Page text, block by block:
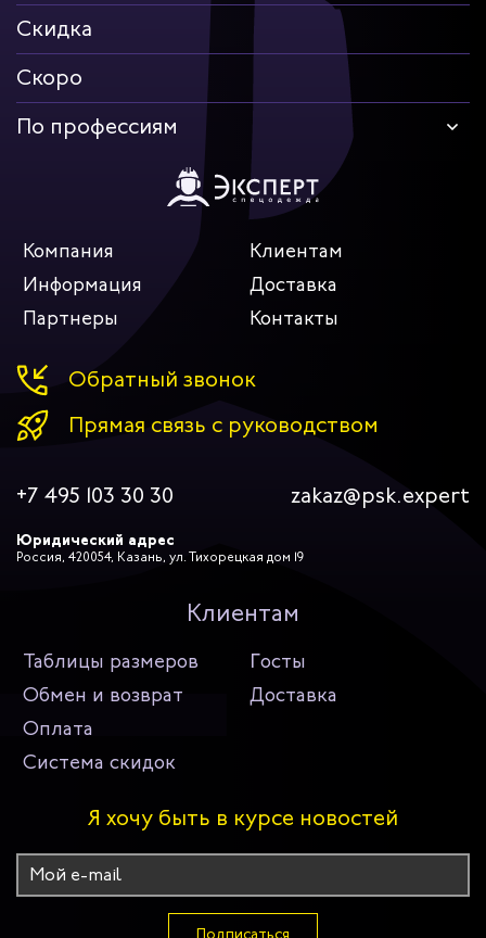
Скидка
Скоро
По профессиям
Компания
Клиентам
Информация
Доставка
Партнеры
Контакты
Обратный звонок
Прямая связь с руководством
+7 495 103 30 30 zakaz@psk.expert
Юридический адрес
Россия, 420054, Казань, ул. Тихорецкая дом 19
Клиентам
Таблицы размеров
Госты
Обмен и возврат
Доставка
Оплата
Система скидок
Я хочу быть в курсе новостей